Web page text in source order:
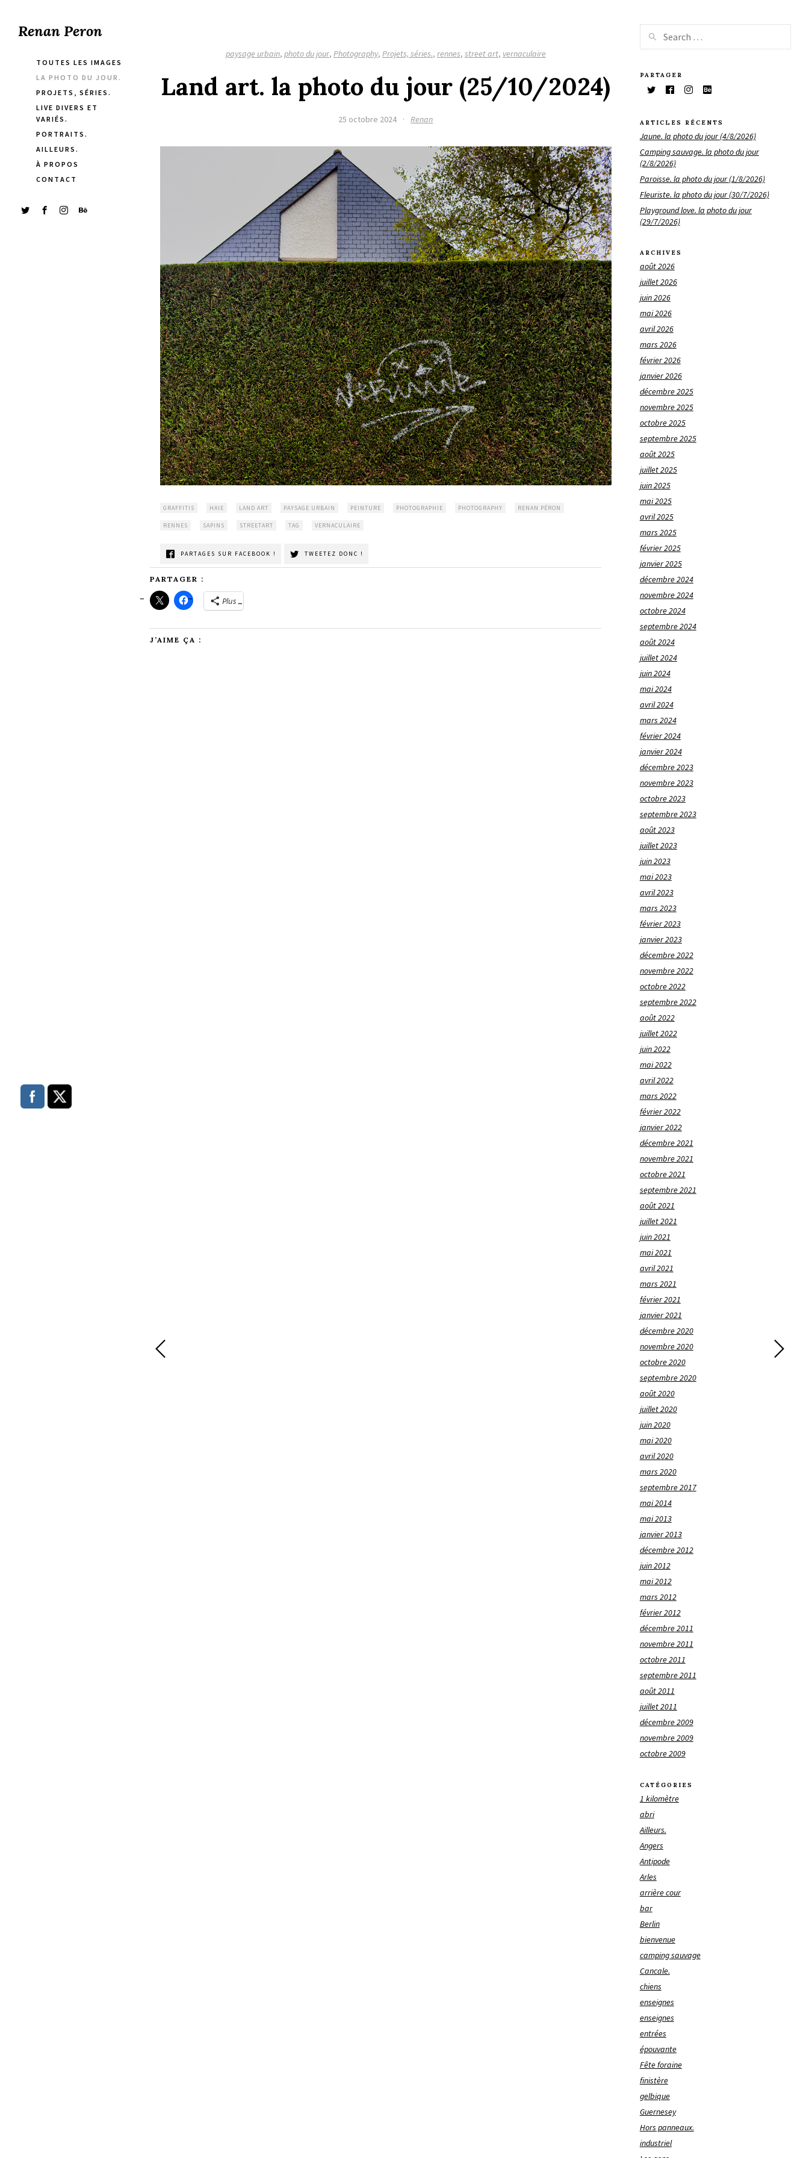
Renan Peron
TOUTES LES IMAGES
LA PHOTO DU JOUR.
PROJETS, SÉRIES.
LIVE DIVERS ET
VARIÉS.
PORTRAITS.
AILLEURS.
À PROPOS
CONTACT
paysage urbain, photo du jour, Photography, Projets, séries., rennes, street art, vernaculaire
Land art. la photo du jour (25/10/2024)
25 octobre 2024 · Renan
GRAFFITIS HAIE LAND ART PAYSAGE URBAIN PEINTURE PHOTOGRAPHIE PHOTOGRAPHY RENAN PÉRON
RENNES SAPINS STREETART TAG VERNACULAIRE
PARTAGES SUR FACEBOOK ! TWEETEZ DONC !
PARTAGER :
Plus
J’AIME ÇA :
PARTAGER
ARTICLES RÉCENTS
Jaune. la photo du jour (4/8/2026)
Camping sauvage. la photo du jour
(2/8/2026)
Paroisse. la photo du jour (1/8/2026)
Fleuriste. la photo du jour (30/7/2026)
Playground love. la photo du jour
(29/7/2026)
ARCHIVES
août 2026
juillet 2026
juin 2026
mai 2026
avril 2026
mars 2026
février 2026
janvier 2026
décembre 2025
novembre 2025
octobre 2025
septembre 2025
août 2025
juillet 2025
juin 2025
mai 2025
avril 2025
mars 2025
février 2025
janvier 2025
décembre 2024
novembre 2024
octobre 2024
septembre 2024
août 2024
juillet 2024
juin 2024
mai 2024
avril 2024
mars 2024
février 2024
janvier 2024
décembre 2023
novembre 2023
octobre 2023
septembre 2023
août 2023
juillet 2023
juin 2023
mai 2023
avril 2023
mars 2023
février 2023
janvier 2023
décembre 2022
novembre 2022
octobre 2022
septembre 2022
août 2022
juillet 2022
juin 2022
mai 2022
avril 2022
mars 2022
février 2022
janvier 2022
décembre 2021
novembre 2021
octobre 2021
septembre 2021
août 2021
juillet 2021
juin 2021
mai 2021
avril 2021
mars 2021
février 2021
janvier 2021
décembre 2020
novembre 2020
octobre 2020
septembre 2020
août 2020
juillet 2020
juin 2020
mai 2020
avril 2020
mars 2020
septembre 2017
mai 2014
mai 2013
janvier 2013
décembre 2012
juin 2012
mai 2012
mars 2012
février 2012
décembre 2011
novembre 2011
octobre 2011
septembre 2011
août 2011
juillet 2011
décembre 2009
novembre 2009
octobre 2009
CATÉGORIES
1 kilomètre
abri
Ailleurs.
Angers
Antipode
Arles
arrière cour
bar
Berlin
bienvenue
camping sauvage
Cancale.
chiens
enseignes
enseignes
entrées
épouvante
Fête foraine
finistère
gelbique
Guernesey
Hors panneaux.
industriel